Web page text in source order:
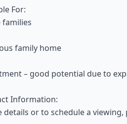
For:
families
family home
– good potential due to
Information:
details or to schedule a viewing,